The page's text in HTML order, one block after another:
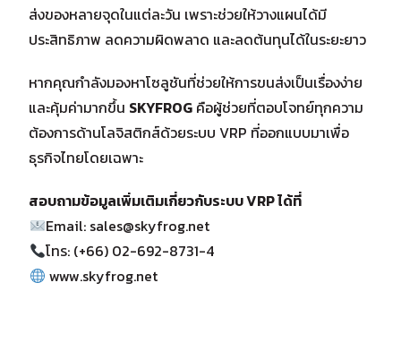
ส่งของหลายจุดในแต่ละวัน เพราะช่วยให้วางแผนได้มี
ประสิทธิภาพ ลดความผิดพลาด และลดต้นทุนได้ในระยะยาว
หากคุณกำลังมองหาโซลูชันที่ช่วยให้การขนส่งเป็นเรื่องง่าย
และคุ้มค่ามากขึ้น SKYFROG คือผู้ช่วยที่ตอบโจทย์ทุกความ
ต้องการด้านโลจิสติกส์ด้วยระบบ VRP ที่ออกแบบมาเพื่อ
ธุรกิจไทยโดยเฉพาะ
สอบถามข้อมูลเพิ่มเติมเกี่ยวกับระบบ VRP ได้ที่
Email: sales@skyfrog.net
โทร: (+66) 02-692-8731-4
www.skyfrog.net